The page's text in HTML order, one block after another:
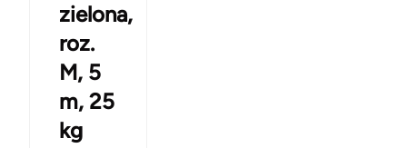
zielona,
roz.
M, 5
m, 25
kg